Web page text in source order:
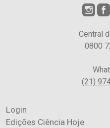
Central
0800
(21)
Login
Edições Ciência Hoje